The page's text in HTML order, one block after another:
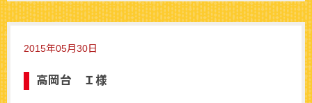
2015年05月30日
高岡台 Ｉ様